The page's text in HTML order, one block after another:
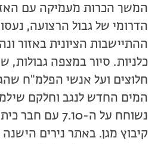
המשך הכרות מעמיקה עם
הדרומי של גבול הרצועה,
ההתיישבות הציונית באזור
כלניות. סיור במצפה גבולות,
חלוצים ועל אנשי הפלמ"ח
המים החדש לנגב וחלקם
נשוחח על ה-7.10
קיבוץ מגן. באתר נירים